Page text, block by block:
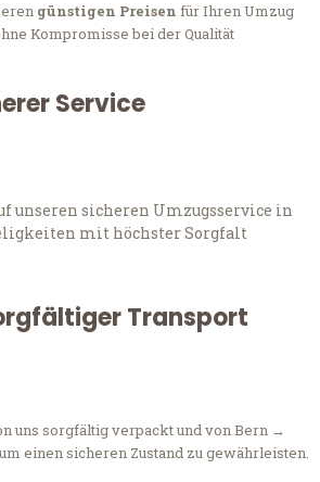
günstigen Preisen für Ihren Umzug
Kompromisse bei der Qualität
Service
unseren sicheren Umzugsservice in
mit höchster Sorgfalt
Transport
uns sorgfältig verpackt und von Bern →
einen sicheren Zustand zu gewährleisten.